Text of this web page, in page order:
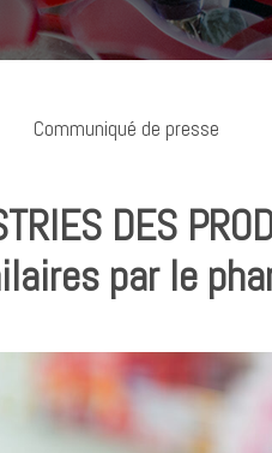
Communiqué de presse
DES
par le